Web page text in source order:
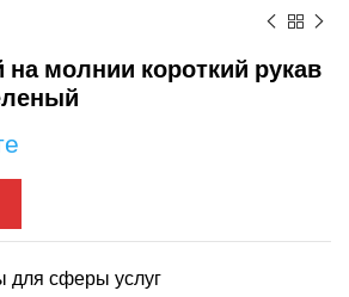
молнии короткий рукав
для сферы услуг